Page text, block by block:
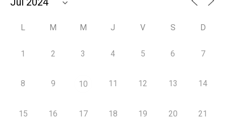
L M M J V S D
1 2 3 4 5 6 7
8 9 10 11 12 13 14
15 16 17 18 19 20 21